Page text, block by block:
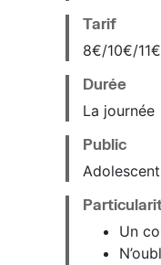
Tarif
8€/10€/11€
Durée
La journée
Public
Un